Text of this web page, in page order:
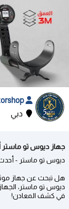
دبي
جهاز ديوس تو ماستر
ديوس تو ماستر - أحدث
هل تبحث عن جهاز
ديوس تو ماستر، الجهاز
في كشف المعادن!